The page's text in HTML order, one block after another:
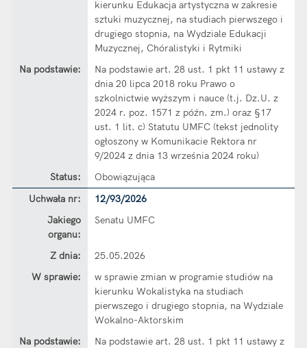
kierunku Edukacja artystyczna w zakresie
sztuki muzycznej, na studiach pierwszego i
drugiego stopnia, na Wydziale Edukacji
Muzycznej, Chóralistyki i Rytmiki
Na podstawie:
Na podstawie art. 28 ust. 1 pkt 11 ustawy z
dnia 20 lipca 2018 roku Prawo o
szkolnictwie wyższym i nauce (t.j. Dz.U. z
2024 r. poz. 1571 z późn. zm.) oraz §17
ust. 1 lit. c) Statutu UMFC (tekst jednolity
ogłoszony w Komunikacie Rektora nr
9/2024 z dnia 13 września 2024 roku)
Status:
Obowiązująca
Uchwała nr:
12/93/2026
Jakiego
organu:
Senatu UMFC
Z dnia:
25.05.2026
W sprawie:
w sprawie zmian w programie studiów na
kierunku Wokalistyka na studiach
pierwszego i drugiego stopnia, na Wydziale
Wokalno-Aktorskim
Na podstawie:
Na podstawie art. 28 ust. 1 pkt 11 ustawy z